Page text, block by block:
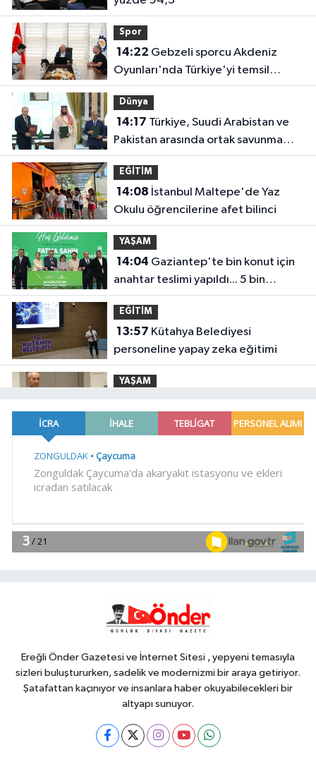
Spor
14:22
Oyunları'nda Türkiye'yi temsil
edecek
Dünya
14:17
Pakistan arasında ortak savunma
anlaşması imzalandı
EĞİTİM
14:08
Okulu öğrencilerine afet bilinci
YAŞAM
14:04
anahtar teslimi yapıldı... 5 bin
konutluk projeye temel
EĞİTİM
13:57
personeline yapay zeka eğitimi
YAŞAM
yaşam üzerine dikkat çeken
açıklamalar... 77 yaşında gençlik
mucizesi
13:44CHP, Menderes Belediye
13:35
TOPLADILAR
Ereğli Önder Gazetesi ve İnternet Sitesi , yepyeni temasıyla
sizleri buluştururken, sadelik ve modernizmi bir araya getiriyor.
Şatafattan kaçınıyor ve insanlara haber okuyabilecekleri bir
altyapı sunuyor.